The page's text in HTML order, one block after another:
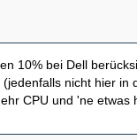
10% bei Dell
nicht hier in
CPU und 'ne etwas